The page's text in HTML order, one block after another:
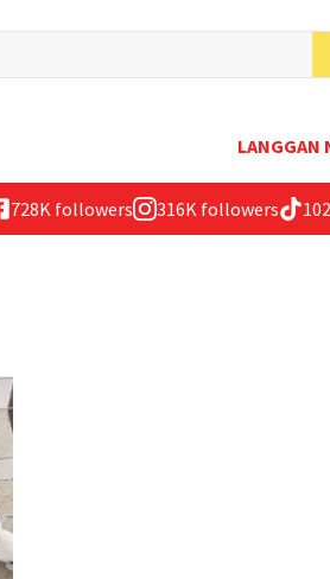
LANGGAN
728K followers 316K followers